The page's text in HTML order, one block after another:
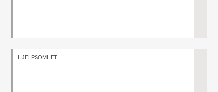
HJELPSOMHET